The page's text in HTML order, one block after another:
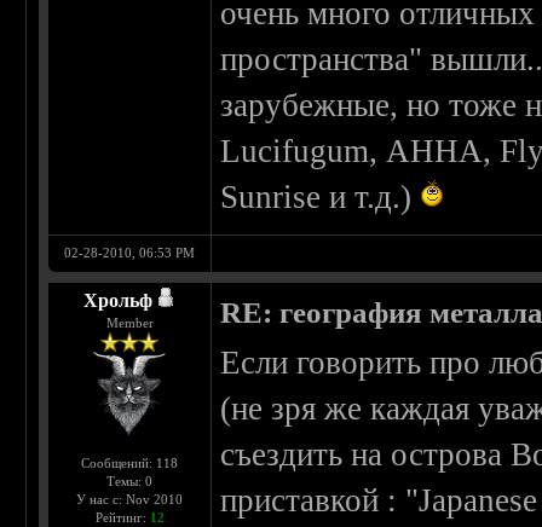
очень много
пространства"
зарубежные, но тоже
Lucifugum, АННА,
Sunrise и т.д.)
02-28-2010, 06:53 PM
Хрольф
Member
Сообщений: 118
Темы: 0
У нас с: Nov 2010
Рейтинг: 12
RE: география
Если говорить про
(не зря же каждая
съездить на острова
приставкой :